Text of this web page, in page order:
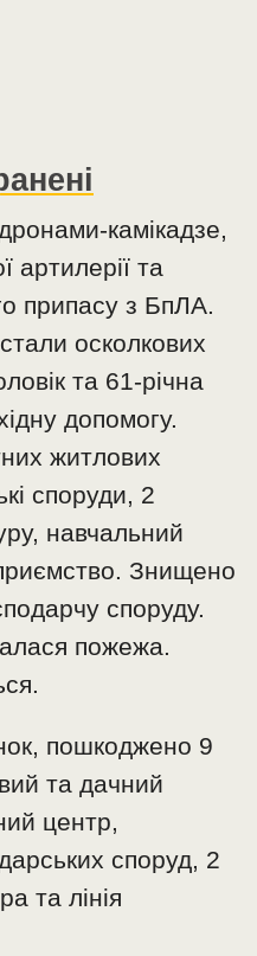
камікадзе,
артилерії та
припасу з БпЛА.
осколкових
та 61-річна
допомогу.
житлових
споруди, 2
навчальний
Знищено
споруду.
пожежа.
пошкоджено 9
та дачний
центр,
споруд, 2
та лінія